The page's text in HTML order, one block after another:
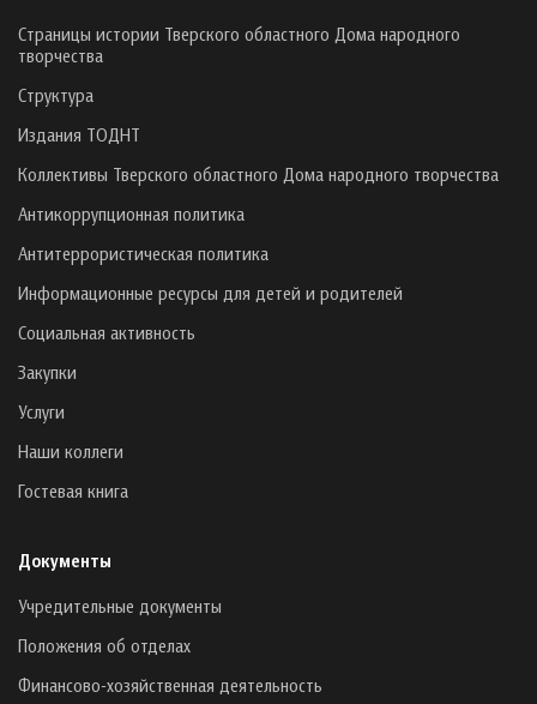
Страницы истории Тверского областного Дома народного
творчества
Структура
Издания ТОДНТ
Коллективы Тверского областного Дома народного творчества
Антикоррупционная политика
Антитеррористическая политика
Информационные ресурсы для детей и родителей
Социальная активность
Закупки
Услуги
Наши коллеги
Гостевая книга
Документы
Учредительные документы
Положения об отделах
Финансово-хозяйственная деятельность